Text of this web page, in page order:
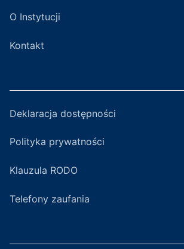
O Instytucji
Kontakt
Deklaracja dostępności
Polityka prywatności
Klauzula RODO
Telefony zaufania